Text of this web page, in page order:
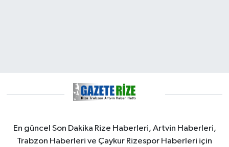
En güncel Son Dakika Rize Haberleri, Artvin Haberleri,
Trabzon Haberleri ve Çaykur Rizespor Haberleri için